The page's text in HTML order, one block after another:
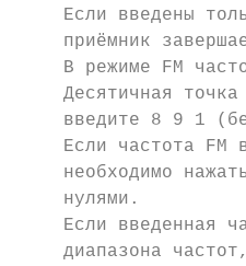
Если введены
приёмник
В режиме FM
Десятичная
введите 8 9 1
Если частота FM
необходимо
    нулями.
Если введенная
диапазона